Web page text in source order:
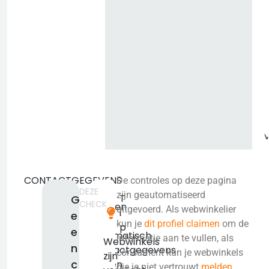
CONTACTGEGEVENS
G
e
e
n
c
We
konden
niet
automatisch
contactgegevens
vinden
T
i
p
Webwinkels
zijn
DEZE
CHECK
De controles op deze pagina
zijn geautomatiseerd
uitgevoerd. Als webwinkelier
kun je dit profiel claimen om de
informatie aan te vullen, als
consument kun je webwinkels